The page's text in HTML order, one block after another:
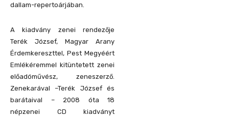
dallam-repertoárjában.
A kiadvány zenei rendezője
Terék József, Magyar Arany
Érdemkereszttel, Pest Megyéért
Emlékéremmel kitüntetett zenei
előadóművész, zeneszerző.
Zenekarával –Terék József és
barátaival – 2008 óta 18
népzenei CD kiadványt